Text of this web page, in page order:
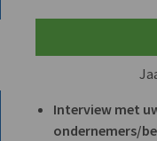
Interview met
ondernemers/